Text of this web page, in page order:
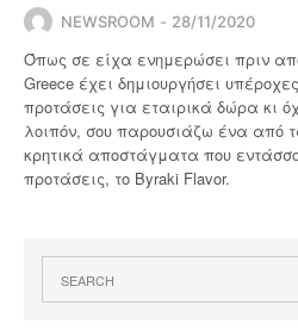
NEWSROOM 28/11/2020
Όπως σε είχα ενημερώσει πριν
Greece έχει δημιουργήσει
προτάσεις για εταιρικά δώρα κι
λοιπόν, σου παρουσιάζω ένα από
κρητικά αποστάγματα που
προτάσεις, το Byraki Flavor.